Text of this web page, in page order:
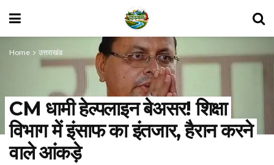
Home उत्तराखंड
CM धामी हेल्पलाइन बेअसर! शिक्षा
विभाग में इंसाफ का इंतजार, हैरान करने
वाले आंकड़े